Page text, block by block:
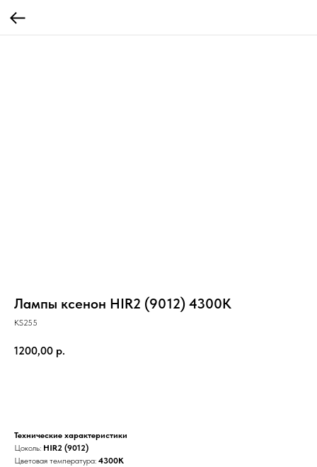
Лампы ксенон HIR2 (9012) 4300K
KS255
1200,00 р.
Технические характеристики
Цоколь: HIR2 (9012)
Цветовая температура: 4300К